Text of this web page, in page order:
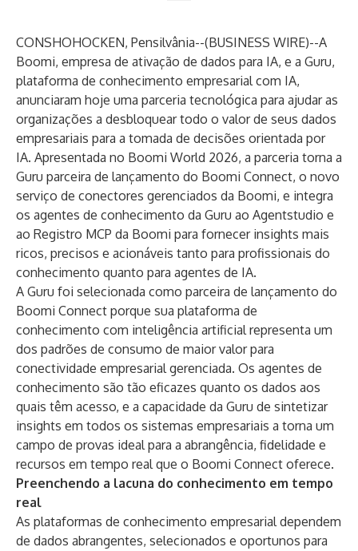
CONSHOHOCKEN, Pensilvânia--(BUSINESS WIRE)--A
Boomi, empresa de ativação de dados para IA, e a Guru,
plataforma de conhecimento empresarial com IA,
anunciaram hoje uma parceria tecnológica para ajudar as
organizações a desbloquear todo o valor de seus dados
empresariais para a tomada de decisões orientada por
IA. Apresentada no Boomi World 2026, a parceria torna a
Guru parceira de lançamento do Boomi Connect, o novo
serviço de conectores gerenciados da Boomi, e integra
os agentes de conhecimento da Guru ao Agentstudio e
ao Registro MCP da Boomi para fornecer insights mais
ricos, precisos e acionáveis ​​tanto para profissionais do
conhecimento quanto para agentes de IA.
A Guru foi selecionada como parceira de lançamento do
Boomi Connect porque sua plataforma de
conhecimento com inteligência artificial representa um
dos padrões de consumo de maior valor para
conectividade empresarial gerenciada. Os agentes de
conhecimento são tão eficazes quanto os dados aos
quais têm acesso, e a capacidade da Guru de sintetizar
insights em todos os sistemas empresariais a torna um
campo de provas ideal para a abrangência, fidelidade e
recursos em tempo real que o Boomi Connect oferece.
Preenchendo a lacuna do conhecimento em tempo
real
As plataformas de conhecimento empresarial dependem
de dados abrangentes, selecionados e oportunos para